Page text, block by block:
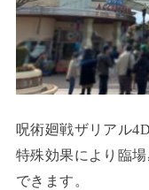
呪術廻戦ザリアル
特殊効果により臨
できます。